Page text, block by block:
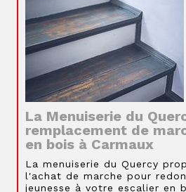
La Menuiserie du
remplacement de
en bois à Carmaux
La menuiserie du Quercy
l'achat de marche pour
jeunesse à votre escalier en